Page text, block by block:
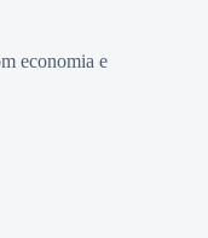
economia e